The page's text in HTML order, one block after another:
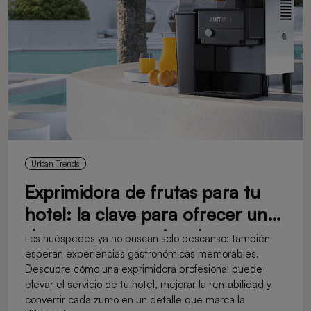
Urban Trends
Exprimidora de frutas para tu
hotel: la clave para ofrecer un
desayuno excepcional
Los huéspedes ya no buscan solo descanso: también
esperan experiencias gastronómicas memorables.
Descubre cómo una exprimidora profesional puede
elevar el servicio de tu hotel, mejorar la rentabilidad y
convertir cada zumo en un detalle que marca la